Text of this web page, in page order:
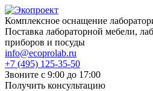
Комплексное оснащение
Поставка лабораторной мебели,
приборов и посуды
info@ecoprolab.ru
+7 (495) 125-35-50
Звоните с 9:00 до 17:00
Получить консультацию